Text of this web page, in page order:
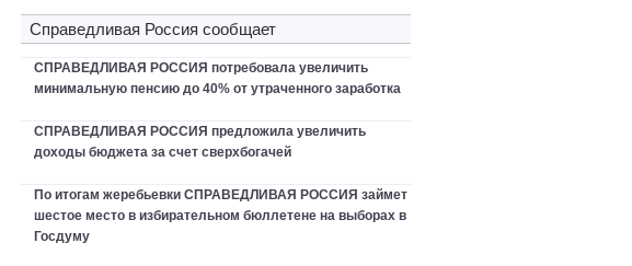
Справедливая Россия сообщает
СПРАВЕДЛИВАЯ РОССИЯ потребовала увеличить
минимальную пенсию до 40% от утраченного заработка
СПРАВЕДЛИВАЯ РОССИЯ предложила увеличить
доходы бюджета за счет сверхбогачей
По итогам жеребьевки СПРАВЕДЛИВАЯ РОССИЯ займет
шестое место в избирательном бюллетене на выборах в
Госдуму